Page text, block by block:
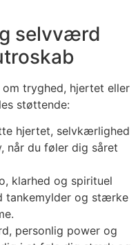
selvværd
tryghed, hjertet eller
støttende:
hjertet, selvkærlighed
når du føler dig såret
klarhed og spirituel
tankemylder og stærke
personlig power og